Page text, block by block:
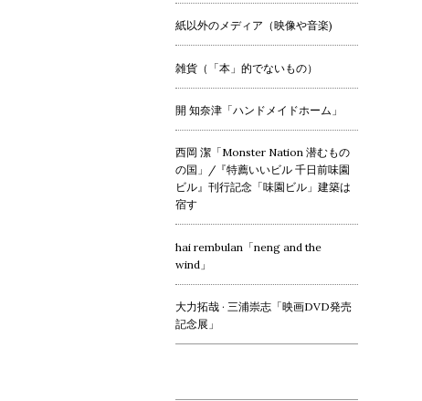
紙以外のメディア（映像や音楽)
雑貨（「本」的でないもの）
開 知奈津「ハンドメイドホーム」
西岡 潔「Monster Nation 潜むもの
の国」/『特薦いいビル 千日前味園
ビル』刊行記念「味園ビル」建築は
宿す
hai rembulan「neng and the
wind」
大力拓哉 · 三浦崇志「映画DVD発売
記念展」